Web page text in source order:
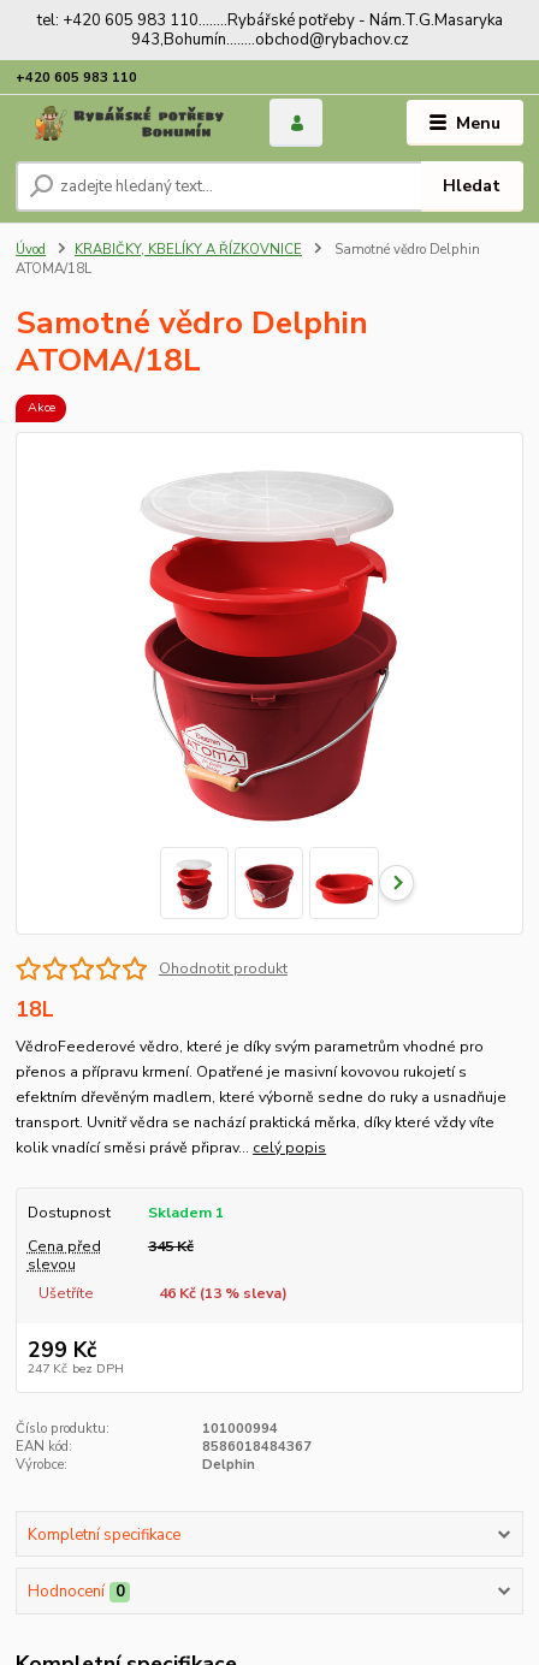
tel: +420 605 983 110........Rybářské potřeby - Nám.T.G.Masaryka
943,Bohumín........obchod@rybachov.cz
Menu
Hledat
+420 605 983 110
Úvod KRABIČKY, KBELÍKY A ŘÍZKOVNICE
Samotné vědro Delphin
ATOMA/18L
Samotné vědro Delphin
ATOMA/18L
Akce
Ohodnotit produkt
18L
VědroFeederové vědro, které je díky svým parametrům vhodné pro
přenos a přípravu krmení. Opatřené je masivní kovovou rukojetí s
efektním dřevěným madlem, které výborně sedne do ruky a usnadňuje
transport. Uvnitř vědra se nachází praktická měrka, díky které vždy víte
kolik vnadící směsi právě připrav... celý popis
Dostupnost
Skladem 1
Cena před
slevou
345 Kč
Ušetříte 46 Kč (13% sleva)
299 Kč
247 Kč bez DPH
Číslo produktu:
101000994
EAN kód:
8586018484367
Výrobce:
Delphin
Kompletní specifikace
Hodnocení 0